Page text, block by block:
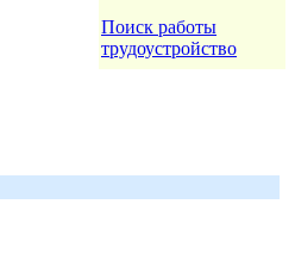
Поиск работы
трудоустройство